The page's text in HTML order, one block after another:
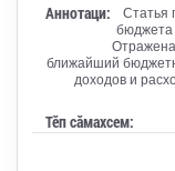
Аннотаци:
Статья
бюджета
ближайший
доходов и
Тӗп сӑмахсем: